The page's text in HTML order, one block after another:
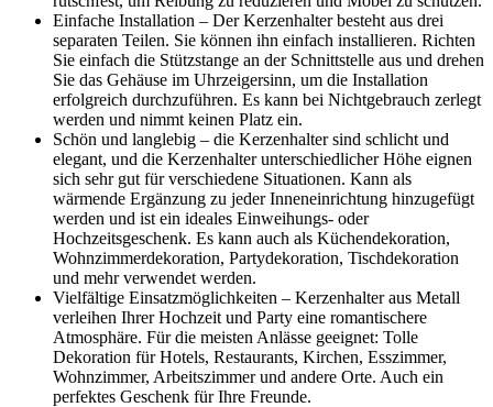
Einfache Installation – Der Kerzenhalter besteht aus drei
separaten Teilen. Sie können ihn einfach installieren. Richten
Sie einfach die Stützstange an der Schnittstelle aus und drehen
Sie das Gehäuse im Uhrzeigersinn, um die Installation
erfolgreich durchzuführen. Es kann bei Nichtgebrauch zerlegt
werden und nimmt keinen Platz ein.
Schön und langlebig – die Kerzenhalter sind schlicht und
elegant, und die Kerzenhalter unterschiedlicher Höhe eignen
sich sehr gut für verschiedene Situationen. Kann als
wärmende Ergänzung zu jeder Inneneinrichtung hinzugefügt
werden und ist ein ideales Einweihungs- oder
Hochzeitsgeschenk. Es kann auch als Küchendekoration,
Wohnzimmerdekoration, Partydekoration, Tischdekoration
und mehr verwendet werden.
Vielfältige Einsatzmöglichkeiten – Kerzenhalter aus Metall
verleihen Ihrer Hochzeit und Party eine romantischere
Atmosphäre. Für die meisten Anlässe geeignet: Tolle
Dekoration für Hotels, Restaurants, Kirchen, Esszimmer,
Wohnzimmer, Arbeitszimmer und andere Orte. Auch ein
perfektes Geschenk für Ihre Freunde.